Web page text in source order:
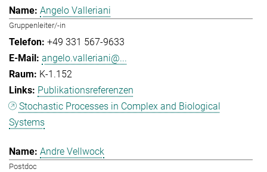
Angelo Valleriani
Gruppenleiter/-in
+49 331 567-9633
angelo.valleriani@...
K-1.152
Publikationsreferenzen
Stochastic Processes in Complex and Biological
Systems
Andre Vellwock
Postdoc